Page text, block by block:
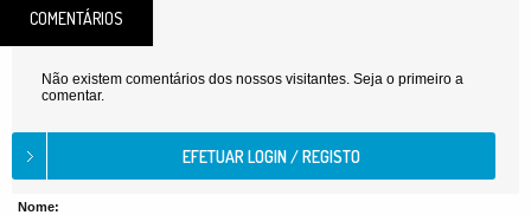
COMENTÁRIOS
Não existem comentários dos nossos visitantes. Seja o primeiro a
comentar.
Nome: